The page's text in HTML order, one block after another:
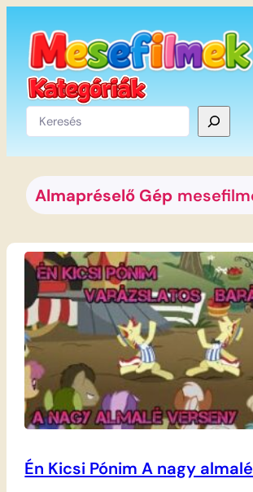
tartalomhoz
Keresés
Almapréselő Gép
Én Kicsi Pónim A nagy